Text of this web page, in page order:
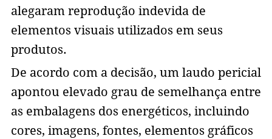
alegaram reprodução indevida de
elementos visuais utilizados em seus
produtos.
De acordo com a decisão, um laudo pericial
apontou elevado grau de semelhança entre
as embalagens dos energéticos, incluindo
cores, imagens, fontes, elementos gráficos